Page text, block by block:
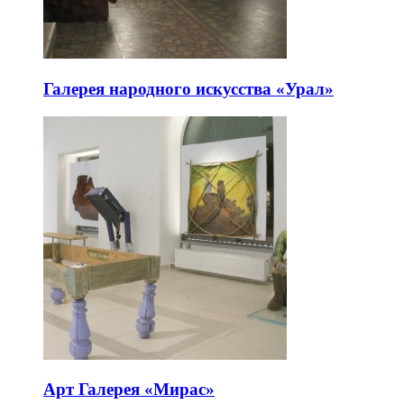
Галерея народного искусства «Урал»
Арт Галерея «Мирас»